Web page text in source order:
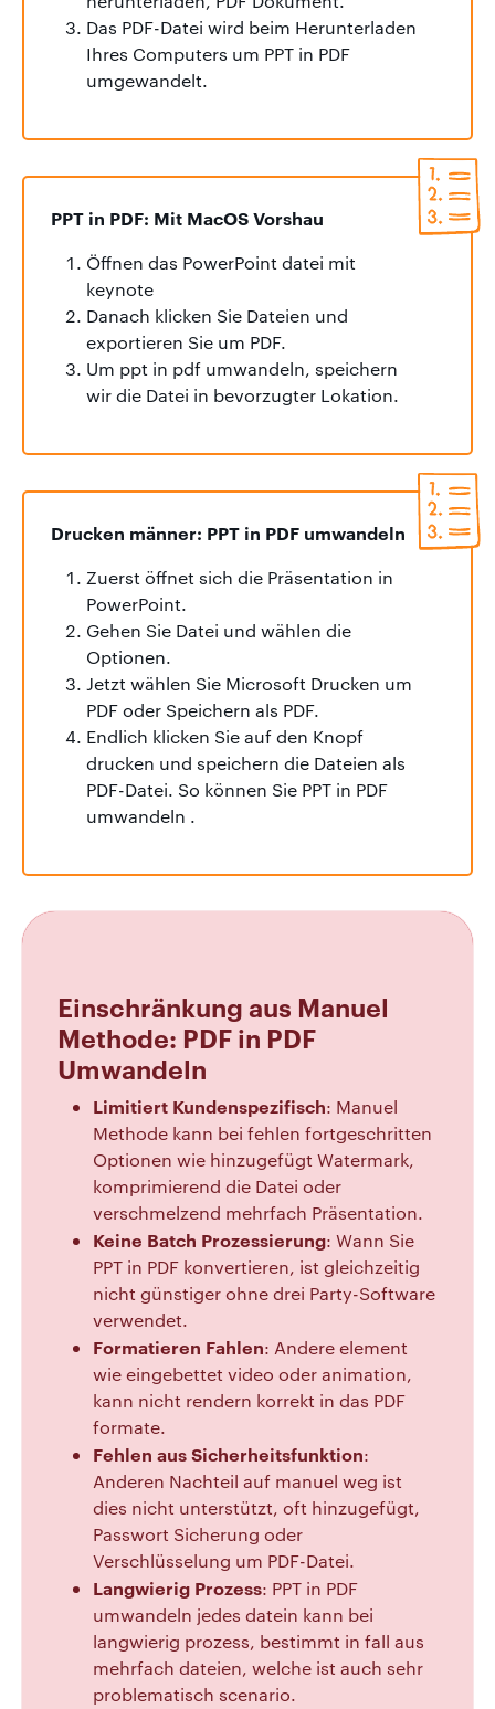
Das PDF-Datei wird beim Herunterladen
Ihres Computers um PPT in PDF
umgewandelt.
PPT in PDF: Mit MacOS Vorshau
Öffnen das PowerPoint datei mit
keynote
Danach klicken Sie Dateien und
exportieren Sie um PDF.
Um ppt in pdf umwandeln, speichern
wir die Datei in bevorzugter Lokation.
Drucken männer: PPT in PDF umwandeln
Zuerst öffnet sich die Präsentation in
PowerPoint.
Gehen Sie Datei und wählen die
Optionen.
Jetzt wählen Sie Microsoft Drucken um
PDF oder Speichern als PDF.
Endlich klicken Sie auf den Knopf
drucken und speichern die Dateien als
PDF-Datei. So können Sie PPT in PDF
umwandeln .
Einschränkung aus Manuel
Methode: PDF in PDF
Umwandeln
Limitiert Kundenspezifisch: Manuel
Methode kann bei fehlen fortgeschritten
Optionen wie hinzugefügt Watermark,
komprimierend die Datei oder
verschmelzend mehrfach Präsentation.
Keine Batch Prozessierung: Wann Sie
PPT in PDF konvertieren, ist gleichzeitig
nicht günstiger ohne drei Party-Software
verwendet.
Formatieren Fahlen: Andere element
wie eingebettet video oder animation,
kann nicht rendern korrekt in das PDF
formate.
Fehlen aus Sicherheitsfunktion:
Anderen Nachteil auf manuel weg ist
dies nicht unterstützt, oft hinzugefügt,
Passwort Sicherung oder
Verschlüsselung um PDF-Datei.
Langwierig Prozess: PPT in PDF
umwandeln jedes datein kann bei
langwierig prozess, bestimmt in fall aus
mehrfach dateien, welche ist auch sehr
problematisch scenario.